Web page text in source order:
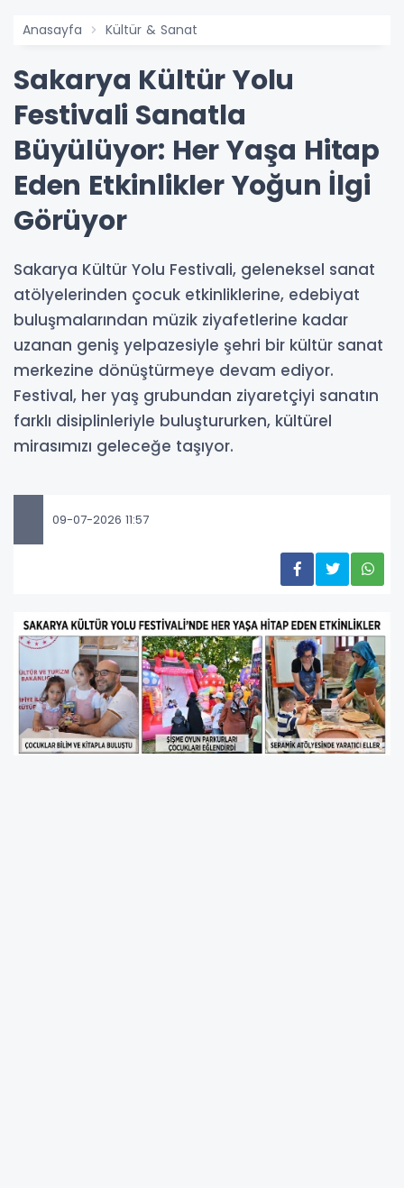
Anasayfa Kültür & Sanat
Sakarya Kültür Yolu
Festivali Sanatla
Büyülüyor: Her Yaşa Hitap
Eden Etkinlikler Yoğun İlgi
Görüyor
Sakarya Kültür Yolu Festivali, geleneksel sanat
atölyelerinden çocuk etkinliklerine, edebiyat
buluşmalarından müzik ziyafetlerine kadar
uzanan geniş yelpazesiyle şehri bir kültür sanat
merkezine dönüştürmeye devam ediyor.
Festival, her yaş grubundan ziyaretçiyi sanatın
farklı disiplinleriyle buluştururken, kültürel
mirasımızı geleceğe taşıyor.
09-07-2026 11:57